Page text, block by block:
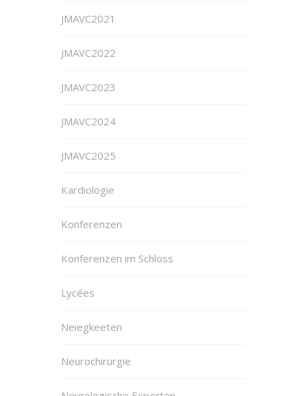
JMAVC2021
JMAVC2022
JMAVC2023
JMAVC2024
JMAVC2025
Kardiologie
Konferenzen
Konferenzen im Schloss
Lycées
Neiegkeeten
Neurochirurgie